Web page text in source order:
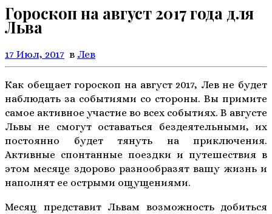
Гороскоп на август 2017 года для
Льва
17 Июл, 2017 в Лев
Как обещает гороскоп на август 2017, Лев не будет
наблюдать за событиями со стороны. Вы примите
самое активное участие во всех событиях. В августе
Львы не смогут оставаться бездеятельными, их
постоянно будет тянуть на приключения.
Активные спонтанные поездки и путешествия в
этом месяце здорово разнообразят вашу жизнь и
наполнят ее острыми ощущениями.
Месяц представит Львам возможность добиться